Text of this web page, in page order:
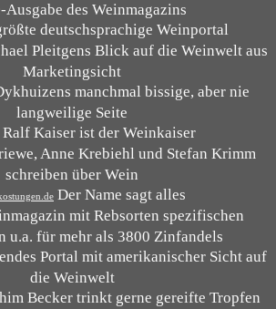
des Weinmagazins
deutschsprachige Weinportal
Pleitgens Blick auf die Weinwelt aus
Marketingsicht
manchmal bissige, aber nie
langweilige Seite
Ralf Kaiser ist der Weinkaiser
Anne Krebiehl und Stefan Krimm
schreiben über Wein
Der Name sagt alles
mit Rebsorten spezifischen
u.a. für mehr als 3800 Zinfandels
Portal mit amerikanischer Sicht auf
die Weinwelt
Becker trinkt gerne gereifte Tropfen